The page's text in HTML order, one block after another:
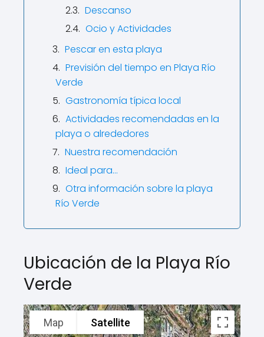
Descanso
Ocio y Actividades
Pescar en esta playa
Previsión del tiempo en Playa Río
Verde
Gastronomía típica local
Actividades recomendadas en la
playa o alrededores
Nuestra recomendación
Ideal para…
Otra información sobre la playa
Río Verde
Ubicación de la Playa Río
Verde
Map Satellite